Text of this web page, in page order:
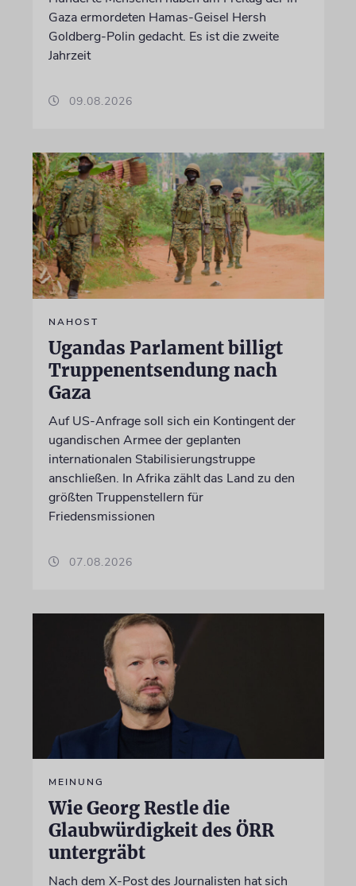
Gaza ermordeten Hamas-Geisel Hersh
Goldberg-Polin gedacht. Es ist die zweite
Jahrzeit
09.08.2026
NAHOST
Ugandas Parlament billigt
Truppenentsendung nach
Gaza
Auf US-Anfrage soll sich ein Kontingent der
ugandischen Armee der geplanten
internationalen Stabilisierungstruppe
anschließen. In Afrika zählt das Land zu den
größten Truppenstellern für
Friedensmissionen
07.08.2026
MEINUNG
Wie Georg Restle die
Glaubwürdigkeit des ÖRR
untergräbt
Nach dem X-Post des Journalisten hat sich